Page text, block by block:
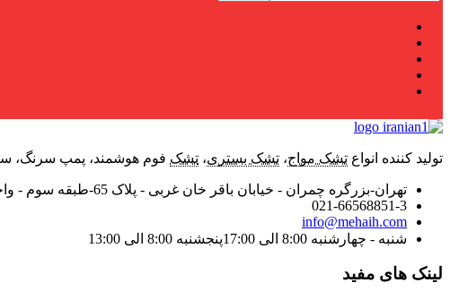
تولید کننده انواع تشک مواج، تشک بستری، تشک فوم هوشمند، پمپ سرنگ،
تهران-بزرگره چمران - خیابان باقر خان غربی - پلاک 65-طبقه سوم - واحد 9
021-66568851-3
info@mehaih.com
شنبه - چهارشنبه 8:00 الی 17:00
پنجشنبه 8:00 الی 13:00
لینک های مفید